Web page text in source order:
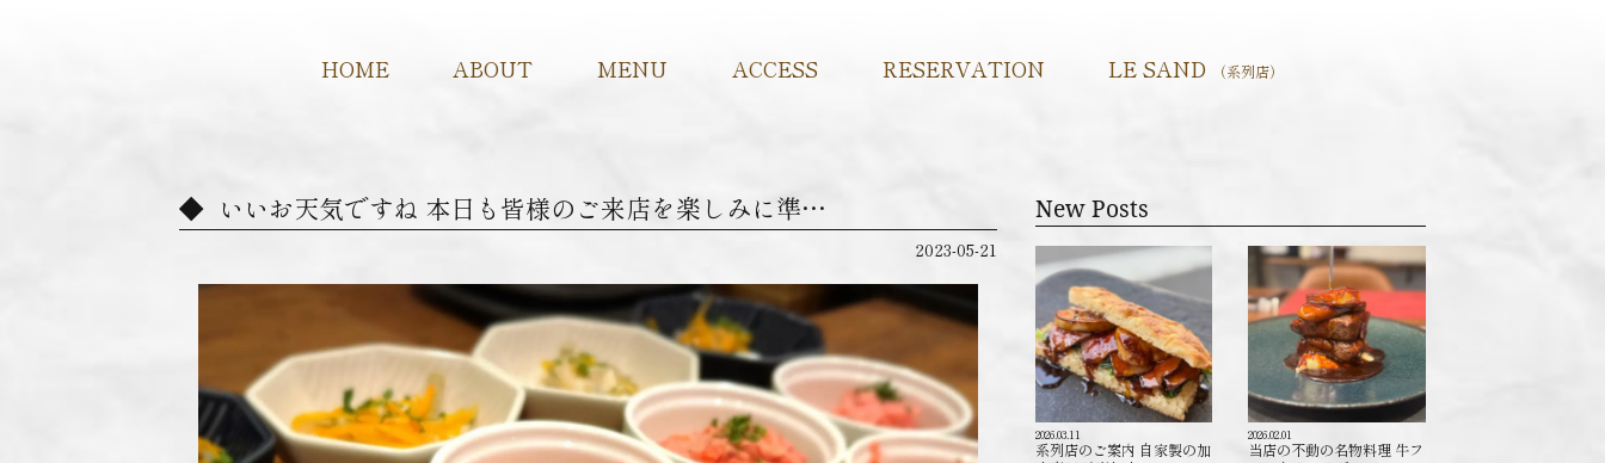
HOME ABOUT MENU ACCESS RESERVATION LE SAND （系列店）
️ いいお天気ですね️ 本日も皆様のご来店を楽しみに準…
2023-05-21
New Posts
2026.03.11
系列店のご案内 自家製の加
2026.02.01
当店の不動の名物料理 牛フ